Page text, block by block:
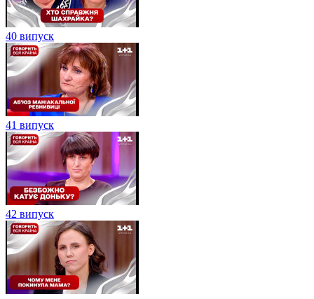
40 випуск
41 випуск
42 випуск